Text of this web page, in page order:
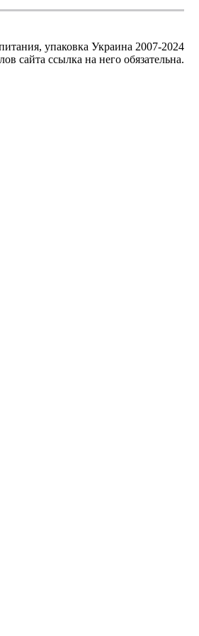
упаковка Украина 2007-2024
сайта ссылка на него обязательна.